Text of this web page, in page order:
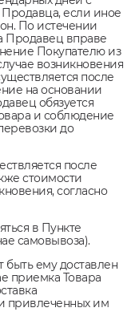
Продавца, если иное
По истечении
Продавец вправе
Покупателю из
возникновения
после
на основании
обязуется
и соблюдение
до
после
стоимости
согласно
в Пункте
самовывоза).
быть ему доставлен
приемка Товара
привлеченных им